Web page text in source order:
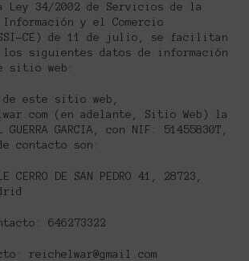
Ley 34/2002 de Servicios de la
y el Comercio
CE) de 11 de julio, se facilitan
siguientes datos de información
sitio web:
este sitio web,
(en adelante, Sitio Web) la
GUERRA GARCIA, con NIF: 51455830T,
contacto son:
CERRO DE SAN PEDRO 41, 28723,
646273322
reichelwar@gmail.com